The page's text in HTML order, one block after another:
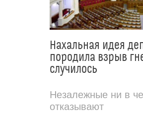
Нахальная идея
породила взрыв
случилось
Незалежные ни в
отказывают